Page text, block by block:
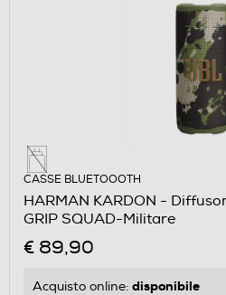
CASSE BLUETOOOTH
HARMAN KARDON -
GRIP SQUAD-Militare
€ 89,90
Acquisto online: disponibile